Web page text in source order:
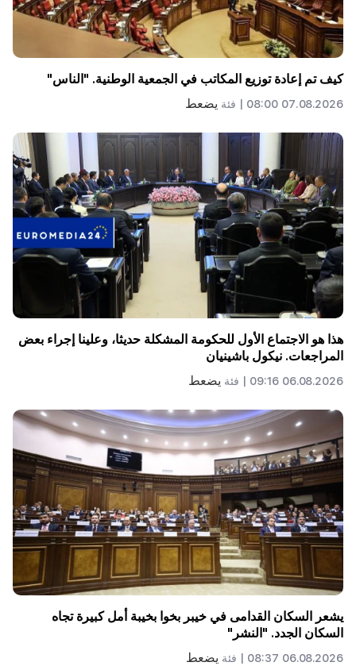
كيف تم إعادة توزيع المكاتب في الجمعية الوطنية. "الناس"
07.08.2026 08:00 | فئة يضعط
هذا هو الاجتماع الأول للحكومة المشكلة حديثا، وعلينا إجراء بعض
المراجعات. نيكول باشينيان
06.08.2026 09:16 | فئة يضعط
يشعر السكان القدامى في خيبر بخوا بخيبة أمل كبيرة تجاه
السكان الجدد. "النشر"
06.08.2026 08:37 | فئة يضعط